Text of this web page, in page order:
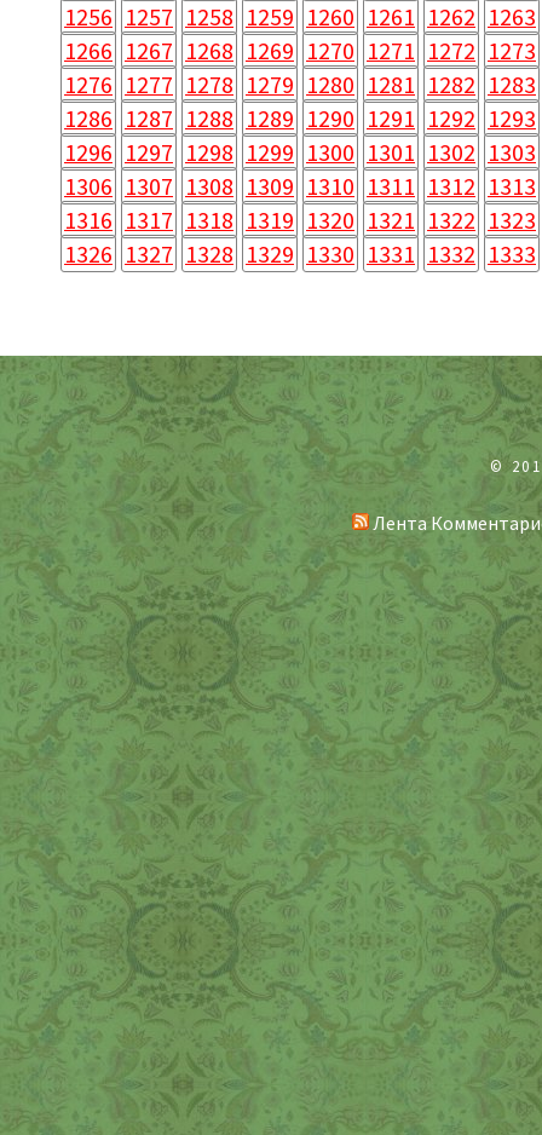
1256 1257 1258 1259 1260 1261 1262 1263
1266 1267 1268 1269 1270 1271 1272 1273
1276 1277 1278 1279 1280 1281 1282 1283
1286 1287 1288 1289 1290 1291 1292 1293
1296 1297 1298 1299 1300 1301 1302 1303
1306 1307 1308 1309 1310 1311 1312 1313
1316 1317 1318 1319 1320 1321 1322 1323
1326 1327 1328 1329 1330 1331 1332 1333
©
Лента